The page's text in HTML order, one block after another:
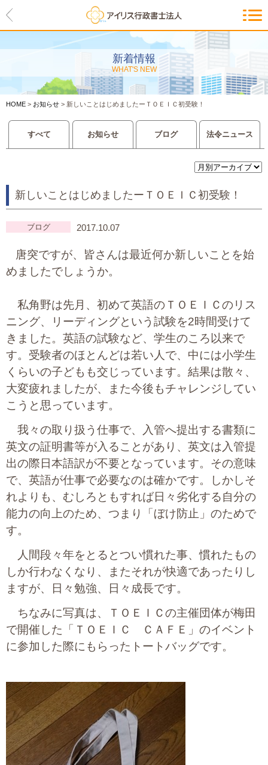
新着情報
WHAT'S NEW
HOME > お知らせ > 新しいことはじめましたーＴＯＥＩＣ初受験！
すべて お知らせ ブログ 法令ニュース
新しいことはじめましたーＴＯＥＩＣ初受験！
ブログ 2017.10.07
唐突ですが、皆さんは最近何か新しいことを始
めましたでしょうか。
私角野は先月、初めて英語のＴＯＥＩＣのリス
ニング、リーディングという試験を2時間受けて
きました。英語の試験など、学生のころ以来で
す。受験者のほとんどは若い人で、中には小学生
くらいの子どもも交じっています。結果は散々、
大変疲れましたが、また今後もチャレンジしてい
こうと思っています。
我々の取り扱う仕事で、入管へ提出する書類に
英文の証明書等が入ることがあり、英文は入管提
出の際日本語訳が不要となっています。その意味
で、英語が仕事で必要なのは確かです。しかしそ
れよりも、むしろともすれば日々劣化する自分の
能力の向上のため、つまり「ぼけ防止」のためで
す。
人間段々年をとるとつい慣れた事、慣れたもの
しか行わなくなり、またそれが快適であったりし
ますが、日々勉強、日々成長です。
ちなみに写真は、ＴＯＥＩＣの主催団体が梅田
で開催した「ＴＯＥＩＣ ＣＡＦＥ」のイベント
に参加した際にもらったトートバッグです。
HOME
アイリスの紹介
代表ご挨拶・経営理念・アイリス
のお約束
会社概要・アクセスマップ
サービス一覧
入管等外国人各種手続き
建設業許可申請
事業に必要な許認可取得サポート
その他各種手続き
費用の目安
実績一覧
お客様の声
よくあるご質問
採用情報・パートナー募集
新着情報
お問い合わせ
営業時間: 9：00～18：009：00～18：00